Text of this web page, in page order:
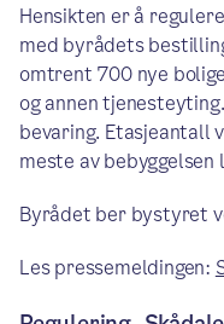
Hensikten er å
med byrådets
omtrent 700 nye
og annen
bevaring. Etasjeantall
meste av
Byrådet ber bystyret
Les pressemeldingen: